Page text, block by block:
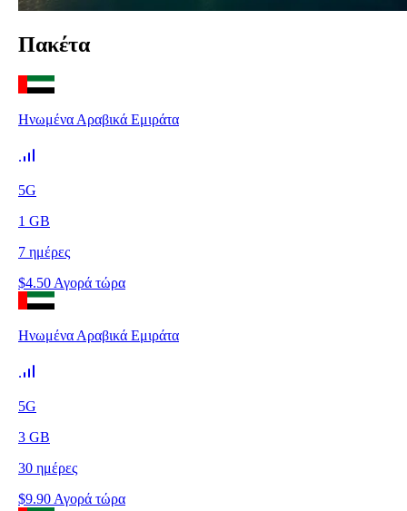
Πακέτα
Ηνωμένα Αραβικά Εμιράτα
5G
1 GB
7 ημέρες
$4.50 Αγορά τώρα
Ηνωμένα Αραβικά Εμιράτα
5G
3 GB
30 ημέρες
$9.90 Αγορά τώρα